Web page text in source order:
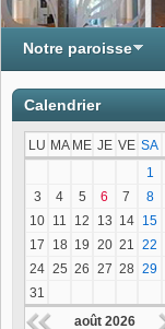
Notre paroisse
Calendrier
LU MA ME JE VE SA
1
3
4 5 6 7 8
10 11 12 13 14 15
17
18 19 20 21 22
24 25 26 27 28 29
31
août 2026